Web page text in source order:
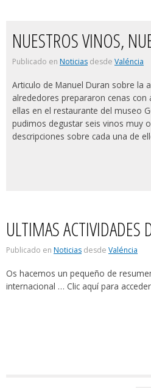
NUESTROS VINOS,
Publicado en Noticias desde Valéncia
Articulo de Manuel Duran sobre la
alrededores prepararon cenas con
ellas en el restaurante del museo
pudimos degustar seis vinos muy
descripciones sobre cada una de
ULTIMAS
Publicado en Noticias desde Valéncia
Os hacemos un pequeño de
internacional … Clic aquí para